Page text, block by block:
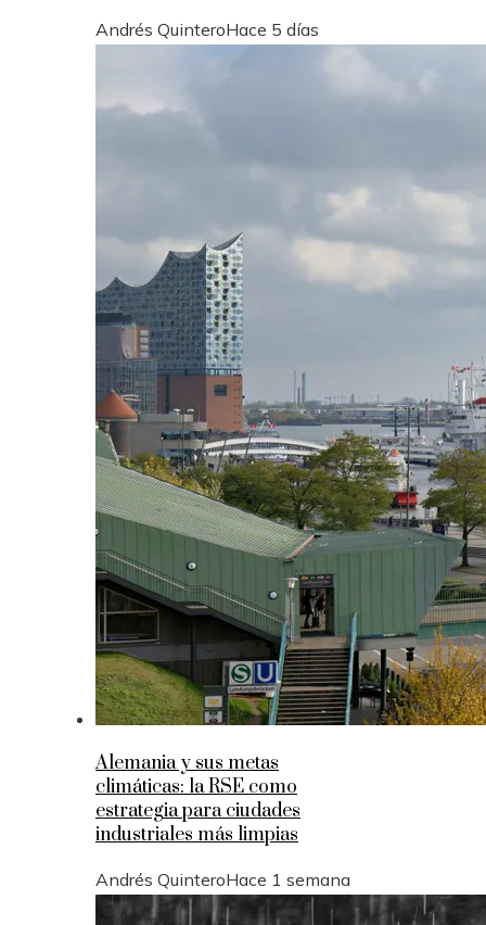
Andrés QuinteroHace 5 días
Alemania y sus metas
climáticas: la RSE como
estrategia para ciudades
industriales más limpias
Andrés QuinteroHace 1 semana